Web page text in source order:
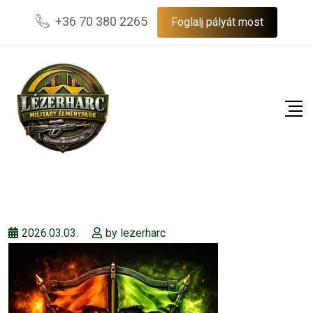
content
+36 70 380 2265 Foglalj pályát most
2026.03.03. by lezerharc